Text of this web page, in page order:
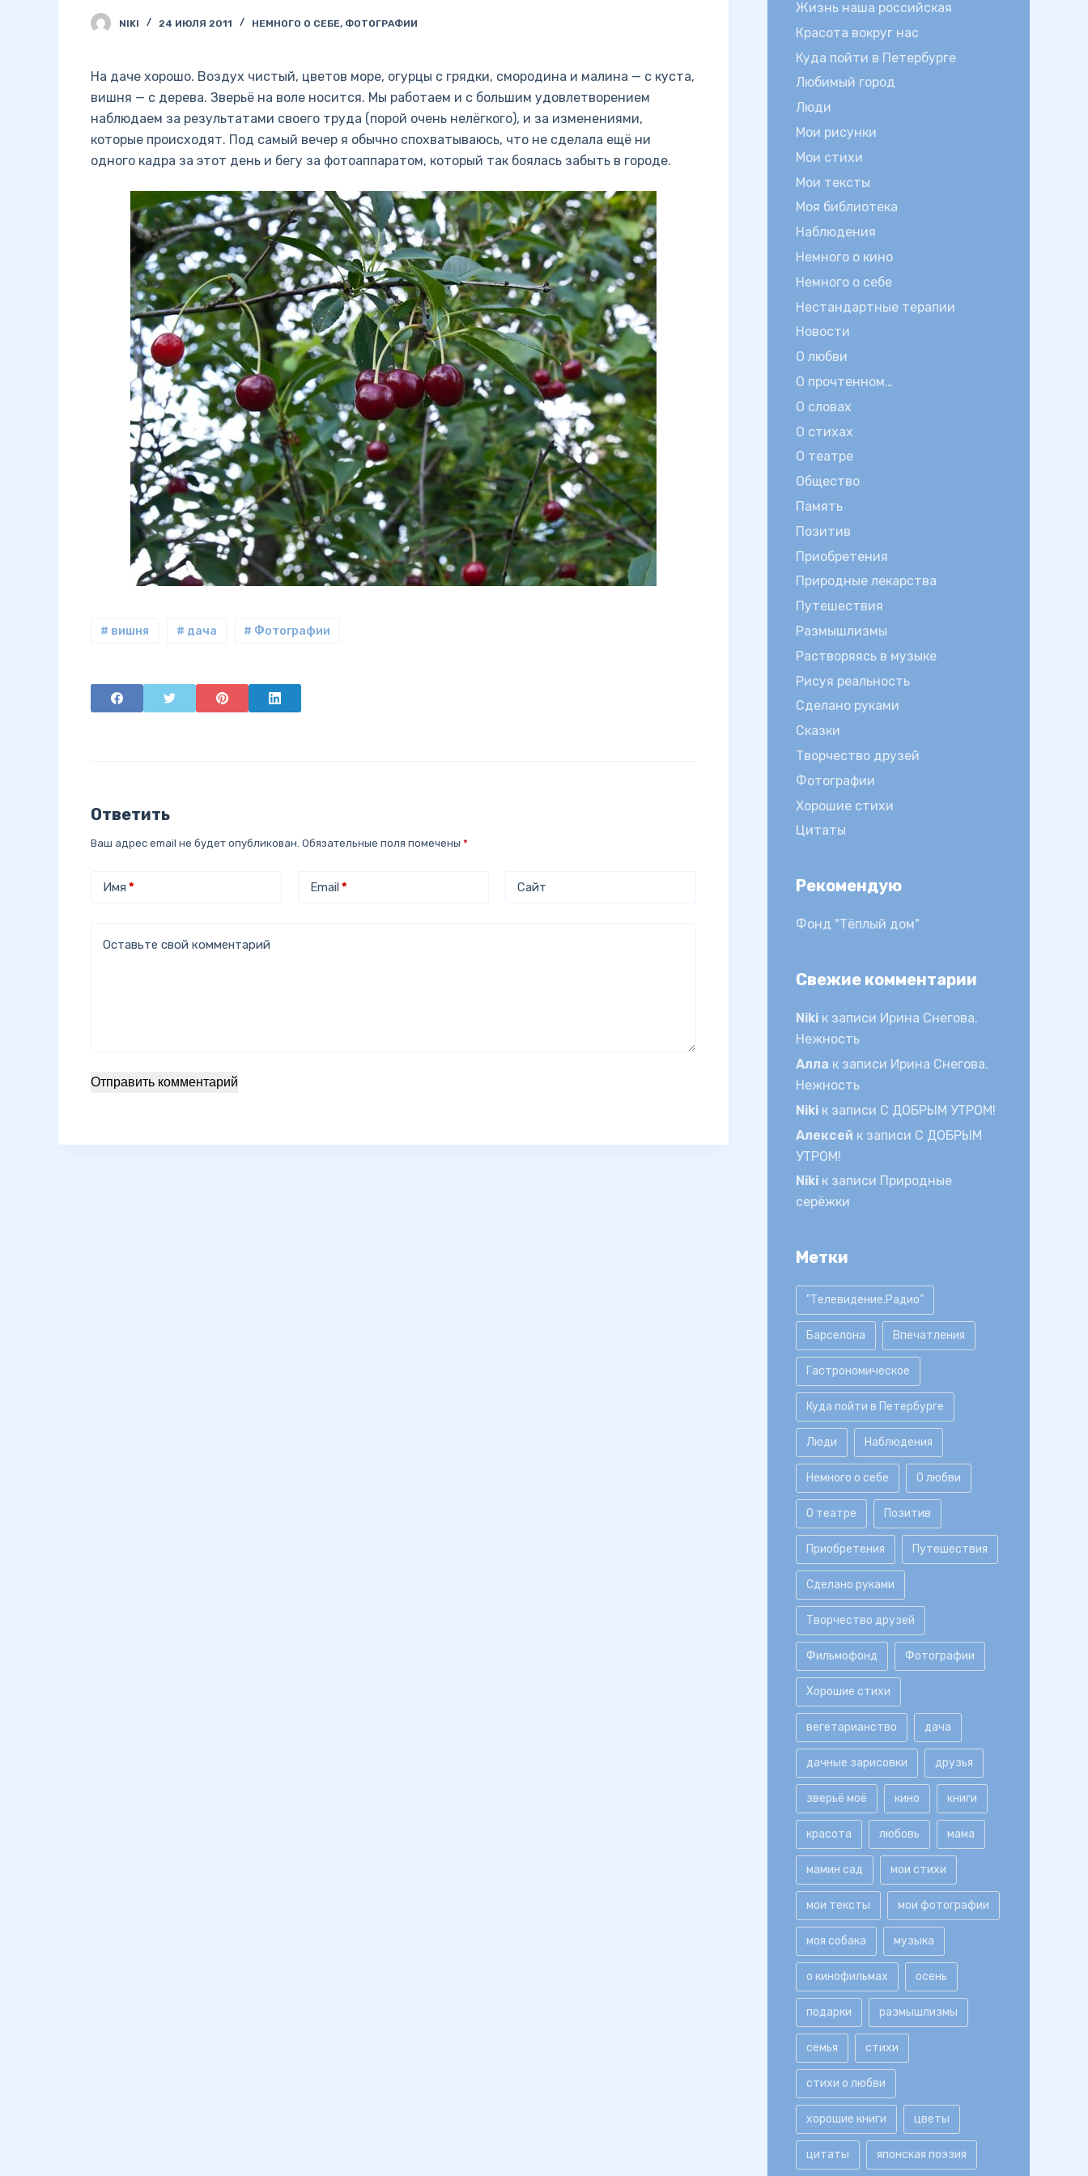
NIKI 24 ИЮЛЯ 2011 НЕМНОГО О СЕБЕ, ФОТОГРАФИИ
На даче хорошо. Воздух чистый, цветов море, огурцы с грядки, смородина и малина — с куста,
вишня — с дерева. Зверьё на воле носится. Мы работаем и с большим удовлетворением
наблюдаем за результатами своего труда (порой очень нелёгкого), и за изменениями,
которые происходят. Под самый вечер я обычно спохватываюсь, что не сделала ещё ни
одного кадра за этот день и бегу за фотоаппаратом, который так боялась забыть в городе.
# вишня # дача # Фотографии
Ответить
Ваш адрес email не будет опубликован. Обязательные поля помечены *
Имя * Email * Сайт
Оставьте свой комментарий
Отправить комментарий
Жизнь наша российская
Красота вокруг нас
Куда пойти в Петербурге
Любимый город
Люди
Мои рисунки
Мои стихи
Мои тексты
Моя библиотека
Наблюдения
Немного о кино
Немного о себе
Нестандартные терапии
Новости
О любви
О прочтенном…
О словах
О стихах
О театре
Общество
Память
Позитив
Приобретения
Природные лекарства
Путешествия
Размышлизмы
Растворяясь в музыке
Рисуя реальность
Сделано руками
Сказки
Творчество друзей
Фотографии
Хорошие стихи
Цитаты
Рекомендую
Фонд "Тёплый дом"
Свежие комментарии
Niki к записи Ирина Снегова.
Нежность
Алла к записи Ирина Снегова.
Нежность
Niki к записи С ДОБРЫМ УТРОМ!
Алексей к записи С ДОБРЫМ
УТРОМ!
Niki к записи Природные
серёжки
Метки
"Телевидение.Радио"
Барселона Впечатления
Гастрономическое
Куда пойти в Петербурге
Люди Наблюдения
Немного о себе О любви
О театре Позитив
Приобретения Путешествия
Сделано руками
Творчество друзей
Фильмофонд Фотографии
Хорошие стихи
вегетарианство дача
дачные зарисовки друзья
зверьё моё кино книги
красота любовь мама
мамин сад мои стихи
мои тексты мои фотографии
моя собака музыка
о кинофильмах осень
подарки размышлизмы
семья стихи
стихи о любви
хорошие книги цветы
цитаты японская поэзия